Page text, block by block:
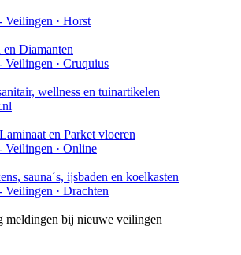
· Horst
en Diamanten
· Cruquius
wellness en tuinartikelen
en Parket vloeren
· Online
sauna´s, ijsbaden en koelkasten
· Drachten
meldingen bij nieuwe veilingen